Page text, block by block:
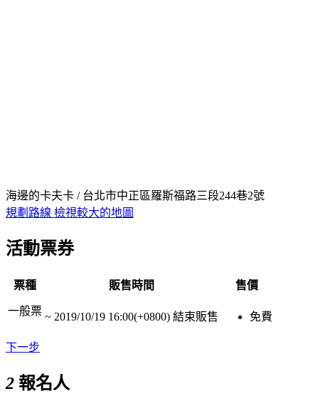
海邊的卡夫卡 / 台北市中正區羅斯福路三段244巷2號
規劃路線 檢視較大的地圖
活動票券
票種 販售時間 售價
一般票 ~ 2019/10/19 16:00(+0800) 結束販售 免費
下一步
2 報名人